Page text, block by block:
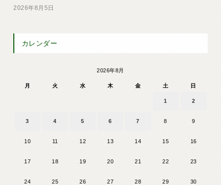
2026年8月5日
カレンダー
2026年8月
月 火 水 木 金 土 日
1 2
3 4 5 6 7 8 9
10 11 12 13 14 15 16
17 18 19 20 21 22 23
24 25 26 27 28 29 30